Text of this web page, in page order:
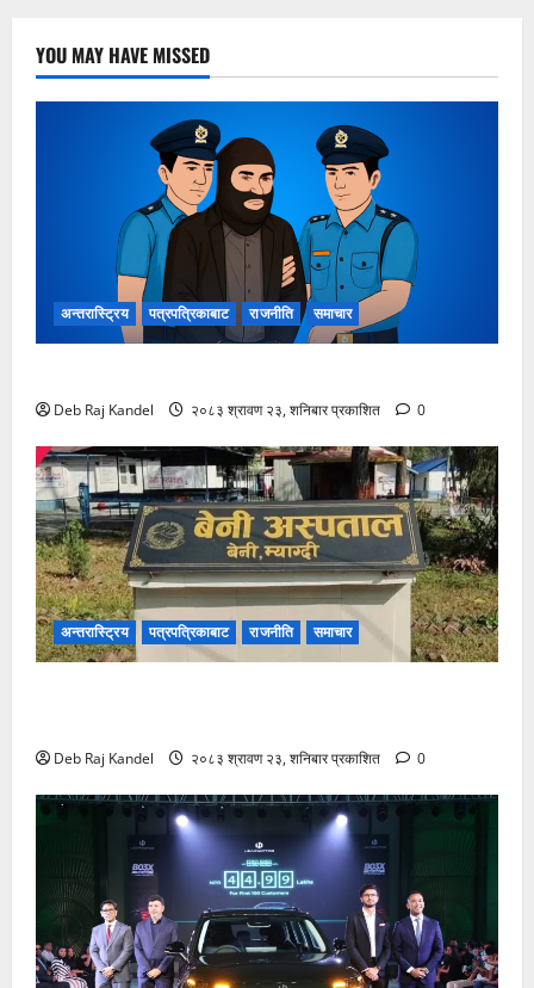
YOU MAY HAVE MISSED
अन्तरास्ट्रिय पत्रपत्रिकाबाट राजनीति समाचार
Deb Raj Kandel २०८३ श्रावण २३, शनिबार प्रकाशित 0
अन्तरास्ट्रिय पत्रपत्रिकाबाट राजनीति समाचार
Deb Raj Kandel २०८३ श्रावण २३, शनिबार प्रकाशित 0